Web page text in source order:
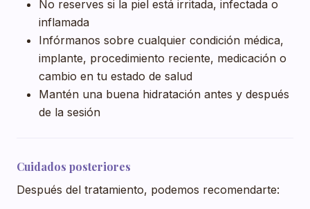
No reserves si la piel está irritada, infectada o
inflamada
Infórmanos sobre cualquier condición médica,
implante, procedimiento reciente, medicación o
cambio en tu estado de salud
Mantén una buena hidratación antes y después
de la sesión
Cuidados posteriores
Después del tratamiento, podemos recomendarte: